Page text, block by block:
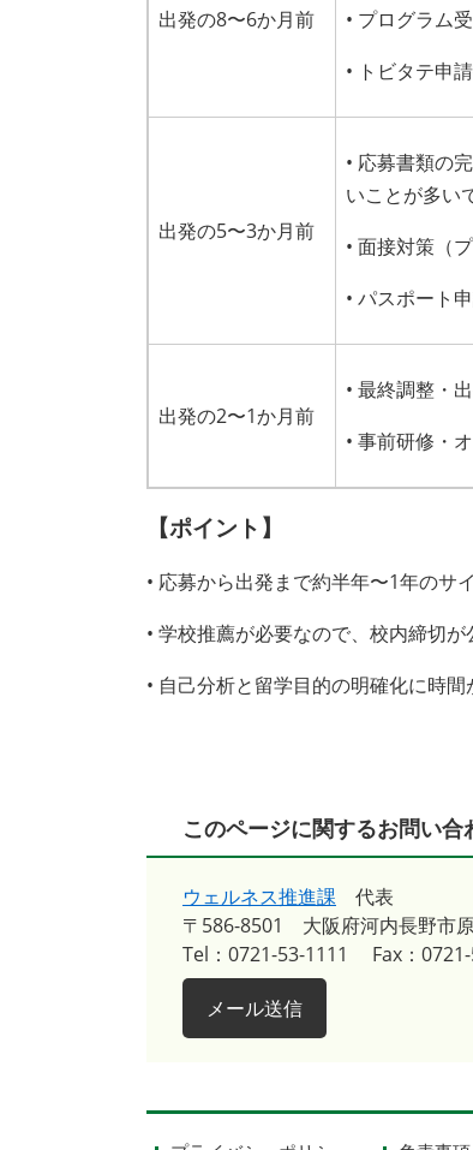
出発の8〜6か月前
• プログラム
• トビタテ申
出発の5〜3か月前
• 応募書類の
いことが多い
• 面接対策（
• パスポート
出発の2〜1か月前
• 最終調整・
• 事前研修・
【ポイント】
• 応募から出発まで約半年〜1年のサ
• 学校推薦が必要なので、校内締切
• 自己分析と留学目的の明確化に時
このページに関するお問い合
ウェルネス推進課
代表
〒586-8501
大阪府河内長野市
Tel：0721-53-1111
Fax：
メール送信